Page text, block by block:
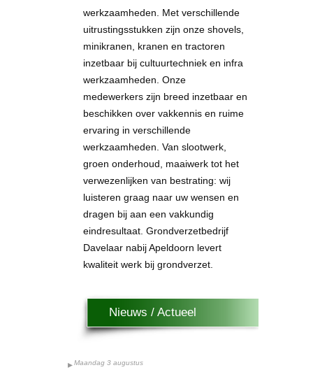
werkzaamheden. Met verschillende
uitrustingsstukken zijn onze shovels,
minikranen, kranen en tractoren
inzetbaar bij cultuurtechniek en infra
werkzaamheden. Onze
medewerkers zijn breed inzetbaar en
beschikken over vakkennis en ruime
ervaring in verschillende
werkzaamheden. Van slootwerk,
groen onderhoud, maaiwerk tot het
verwezenlijken van bestrating: wij
luisteren graag naar uw wensen en
dragen bij aan een vakkundig
eindresultaat. Grondverzetbedrijf
Davelaar nabij Apeldoorn levert
kwaliteit werk bij grondverzet.
Nieuws / Actueel
Maandag 3 augustus